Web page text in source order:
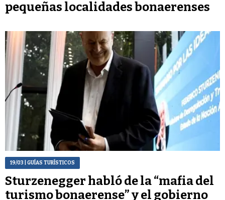
pequeñas localidades bonaerenses
19/03 | GUÍAS TURÍSTICOS
Sturzenegger habló de la “mafia del
turismo bonaerense” y el gobierno